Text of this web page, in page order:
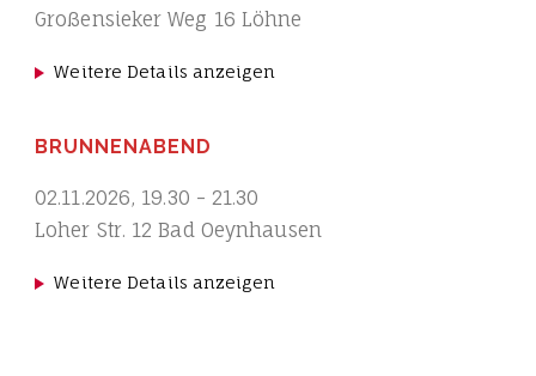
Großensieker Weg 16 Löhne
Weitere Details anzeigen
BRUNNENABEND
02.11.2026, 19.30 - 21.30
Loher Str. 12 Bad Oeynhausen
Weitere Details anzeigen